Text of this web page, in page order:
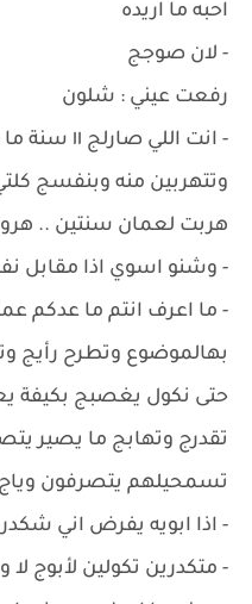
احبه ما اريده
- لان صوجج
رفعت عيني : شلون
- انت اللي
وتتهربين منه وبنفسج
هربت لعمان سنتين ..
- وشنو اسوي اذا مقابل
- ما اعرف انتم ما عدكم
بهالموضوع وتطرح رأيج
حتى نكول يغصبج بكيفة
تقدرج وتهابج ما يصير
تسمحيلهم يتصرفون
- اذا ابويه يفرض اني
- متكدرين تكولين لأبوج